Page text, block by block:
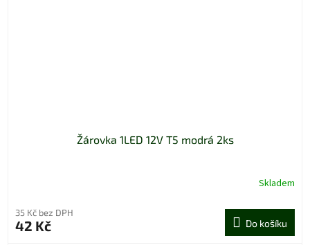
Žárovka 1LED 12V T5 modrá 2ks
Skladem
35 Kč bez DPH
42 Kč Do košíku